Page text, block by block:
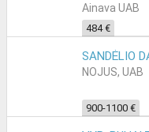
Ainava UAB
484 €
SANDĖLIO
NOJUS, UAB
900-1100 €